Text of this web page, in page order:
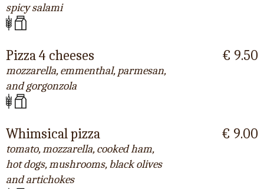
spicy salami
Pizza 4 cheeses
mozzarella, emmenthal, parmesan,
and gorgonzola
€ 9.50
Whimsical pizza
tomato, mozzarella, cooked ham,
hot dogs, mushrooms, black olives
and artichokes
€ 9.00